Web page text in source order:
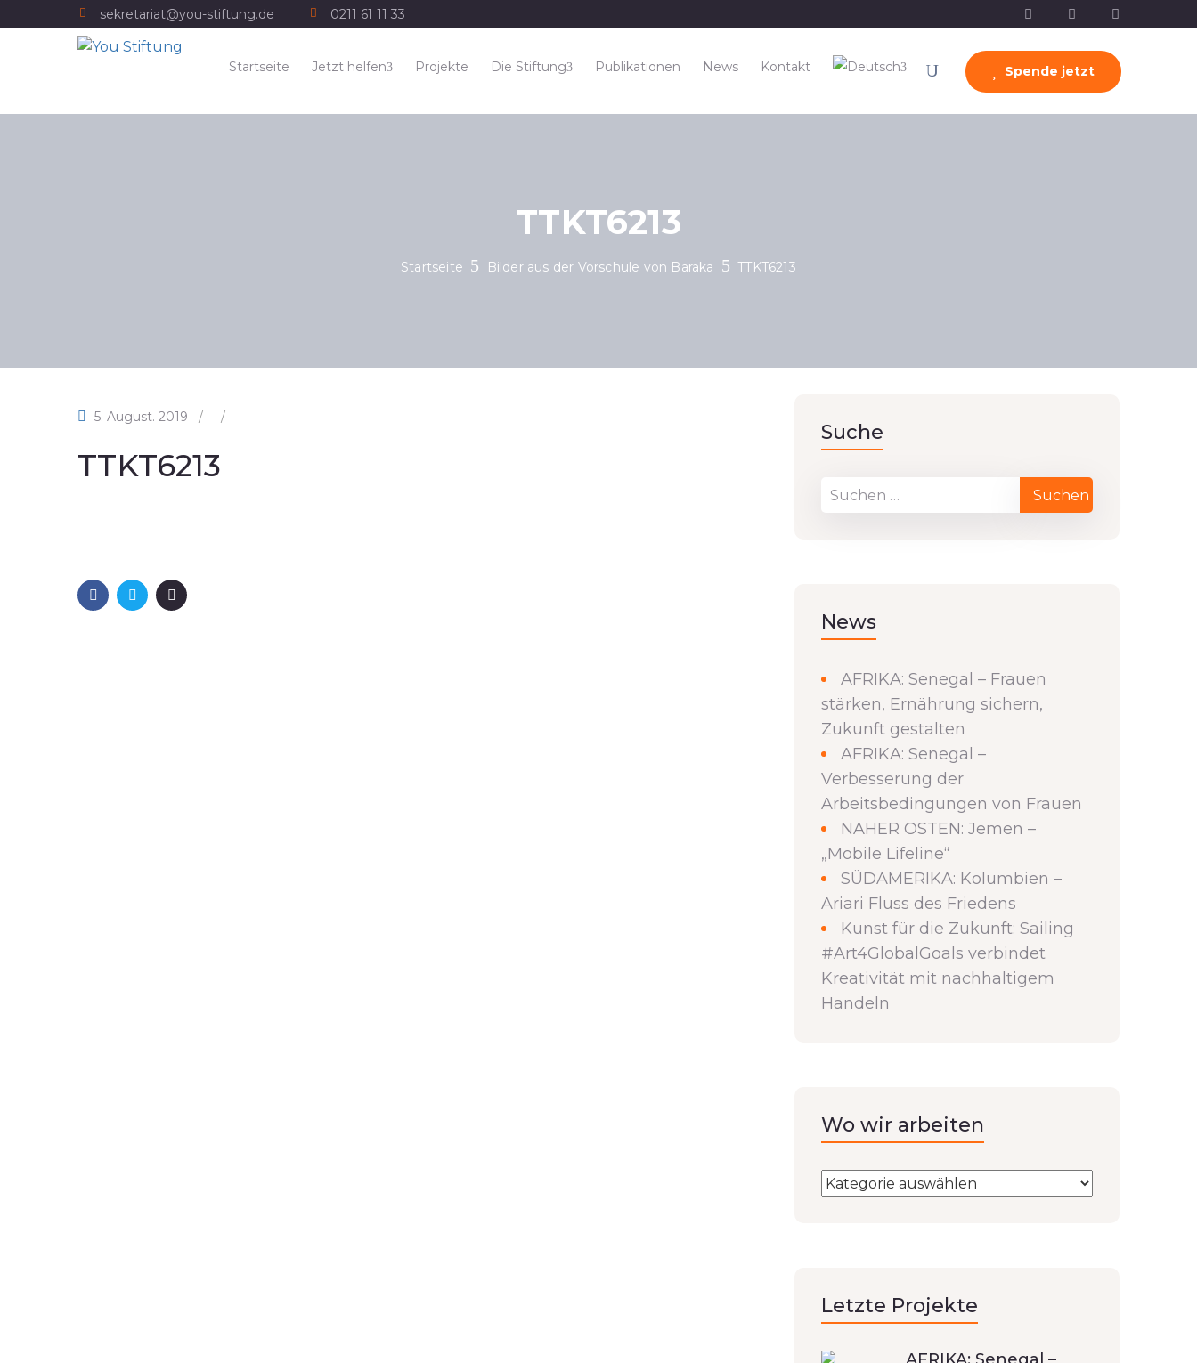
sekretariat@you-stiftung.de 0211 61 11 33
Startseite Jetzt helfen Projekte Die Stiftung Publikationen News Kontakt Spende jetzt
TTKT6213
Startseite Bilder aus der Vorschule von Baraka TTKT6213
5. August. 2019 / /
TTKT6213
Suche
News
AFRIKA: Senegal – Frauen
stärken, Ernährung sichern,
Zukunft gestalten
AFRIKA: Senegal –
Verbesserung der
Arbeitsbedingungen von Frauen
NAHER OSTEN: Jemen –
„Mobile Lifeline“
SÜDAMERIKA: Kolumbien –
Ariari Fluss des Friedens
Kunst für die Zukunft: Sailing
#Art4GlobalGoals verbindet
Kreativität mit nachhaltigem
Handeln
Wo wir arbeiten
Letzte Projekte